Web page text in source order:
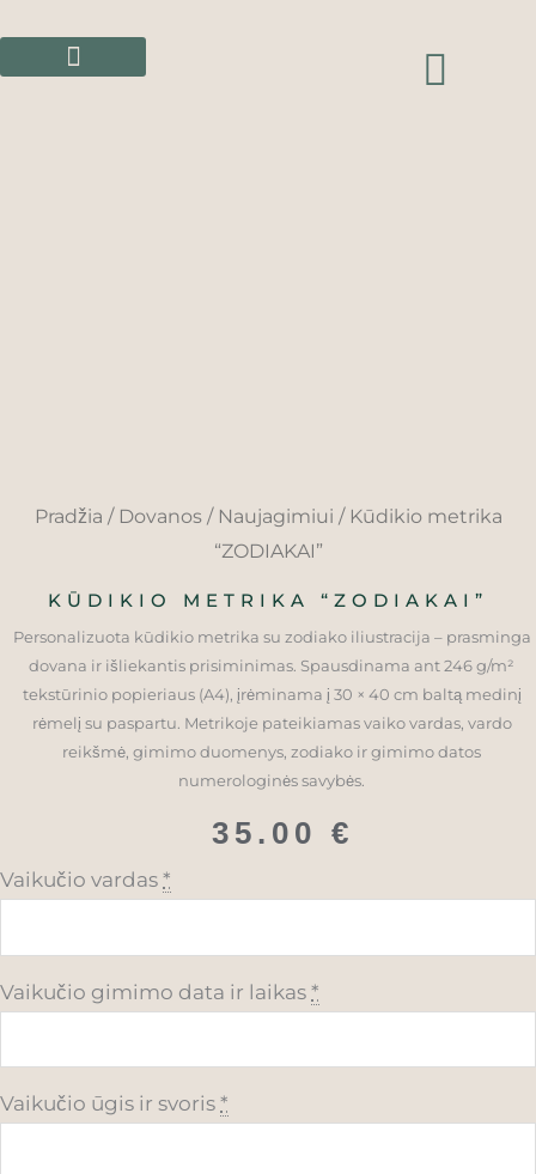
Pradžia / Dovanos/ Naujagimiui / Kūdikio metrika
“ZODIAKAI”
KŪDIKIO METRIKA “ZODIAKAI”
Personalizuota kūdikio metrika su zodiako iliustracija – prasminga
dovana ir išliekantis prisiminimas. Spausdinama ant 246 g/m²
tekstūrinio popieriaus (A4), įrėminama į 30 × 40 cm baltą medinį
rėmelį su paspartu. Metrikoje pateikiamas vaiko vardas, vardo
reikšmė, gimimo duomenys, zodiako ir gimimo datos
numerologinės savybės.
35.00 €
Vaikučio vardas *
Vaikučio gimimo data ir laikas *
Vaikučio ūgis ir svoris *
produkto
Kūdikio
metrika